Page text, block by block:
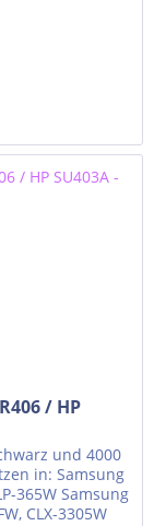
/ HP
und 4000
in: Samsung
365W Samsung
CLX-3305W